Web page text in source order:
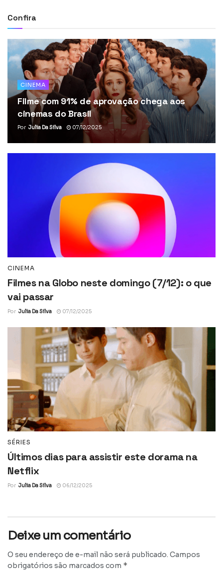
Confira
CINEMA
Filme com 91% de aprovação chega aos
cinemas do Brasil
Por Julia Da Silva 07/12/2025
CINEMA
Filmes na Globo neste domingo (7/12): o que
vai passar
Por Julia Da Silva 07/12/2025
SÉRIES
Últimos dias para assistir este dorama na
Netflix
Por Julia Da Silva 06/12/2025
Deixe um comentário
O seu endereço de e-mail não será publicado. Campos
obrigatórios são marcados com *